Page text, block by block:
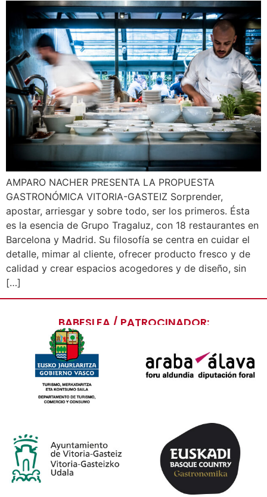
AMPARO NACHER PRESENTA LA PROPUESTA
GASTRONÓMICA VITORIA-GASTEIZ Sorprender,
apostar, arriesgar y sobre todo, ser los primeros. Ésta
es la esencia de Grupo Tragaluz, con 18 restaurantes en
Barcelona y Madrid. Su filosofía se centra en cuidar el
detalle, mimar al cliente, ofrecer producto fresco y de
calidad y crear espacios acogedores y de diseño, sin
[…]
BABESLEA / PATROCINADOR: